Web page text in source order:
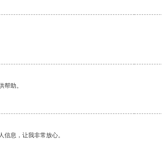
助。
息，让我非常放心。